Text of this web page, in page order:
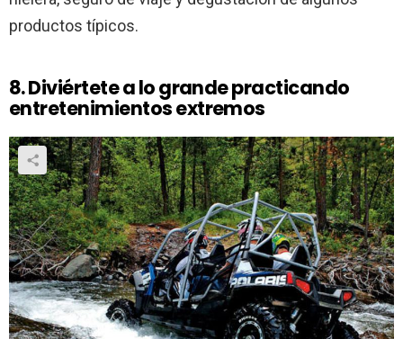
productos típicos.
8. Diviértete a lo grande practicando
entretenimientos extremos